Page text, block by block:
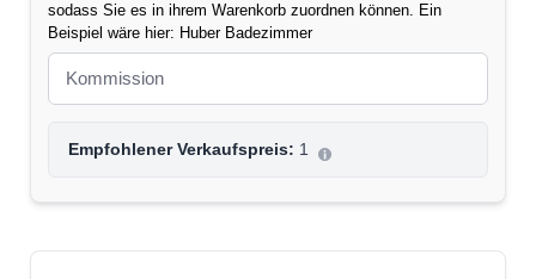
sodass Sie es in ihrem Warenkorb zuordnen können. Ein
Beispiel wäre hier: Huber Badezimmer
Empfohlener Verkaufspreis: 1